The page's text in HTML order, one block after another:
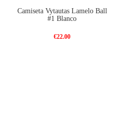
Camiseta Vytautas Lamelo Ball
#1 Blanco
€22.00